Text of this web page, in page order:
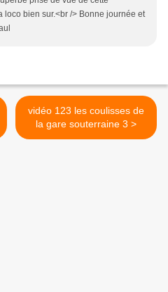
loco bien sur.<br /> Bonne journée et
vidéo 123 les coulisses de
la gare souterraine 3 >